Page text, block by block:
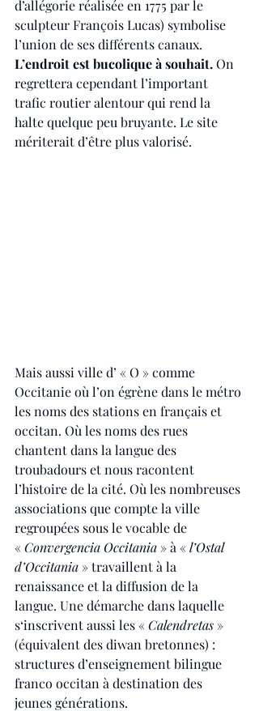
d’allégorie réalisée en 1775 par le
sculpteur François Lucas) symbolise
l’union de ses différents canaux.
L’endroit est bucolique à souhait. On
regrettera cependant l’important
trafic routier alentour qui rend la
halte quelque peu bruyante. Le site
mériterait d’être plus valorisé.
Mais aussi ville d’ « O » comme
Occitanie où l’on égrène dans le métro
les noms des stations en français et
occitan. Où les noms des rues
chantent dans la langue des
troubadours et nous racontent
l’histoire de la cité. Où les nombreuses
associations que compte la ville
regroupées sous le vocable de
« Convergencia Occitania » à « l’Ostal
d’Occitania » travaillent à la
renaissance et la diffusion de la
langue. Une démarche dans laquelle
s‘inscrivent aussi les « Calendretas »
(équivalent des diwan bretonnes) :
structures d’enseignement bilingue
franco occitan à destination des
jeunes générations.